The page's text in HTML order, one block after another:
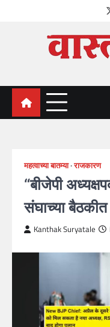
a leading NEWS
महत्वाच्या बातम्या राजकारण
“बीजेपी
संघाच्या बैठकीत
Kanthak Suryatale